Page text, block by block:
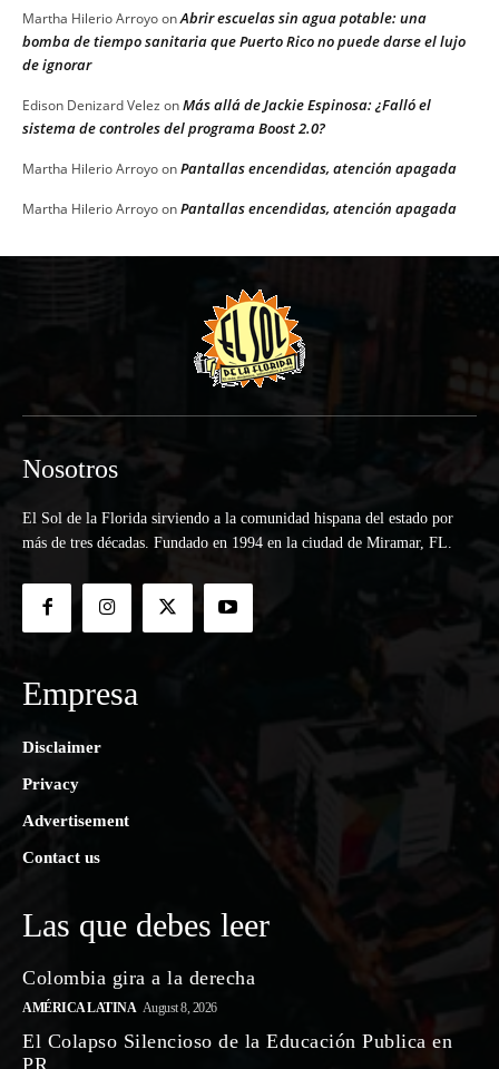
Martha Hilerio ArroyoonAbrir escuelas sin agua potable: una
bomba de tiempo sanitaria que Puerto Rico no puede darse el lujo
de ignorar
Edison Denizard Velez onMás allá de Jackie Espinosa: ¿Falló el
sistema de controles del programa Boost 2.0?
Martha Hilerio ArroyoonPantallas encendidas, atención apagada
Martha Hilerio ArroyoonPantallas encendidas, atención apagada
Nosotros
El Sol de la Florida sirviendo a la comunidad hispana del estado por
más de tres décadas. Fundado en 1994 en la ciudad de Miramar, FL.
Empresa
Disclaimer
Privacy
Advertisement
Contact us
Las que debes leer
Colombia gira a la derecha
AMÉRICA LATINA August 8, 2026
El Colapso Silencioso de la Educación Publica en
PR